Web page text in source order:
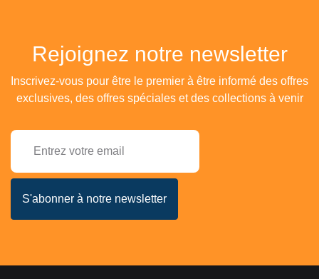
Rejoignez notre newsletter
Inscrivez-vous pour être le premier à être informé des offres
exclusives, des offres spéciales et des collections à venir